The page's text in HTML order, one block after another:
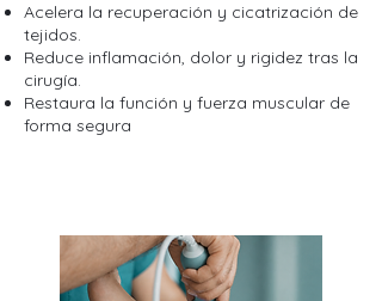
Acelera la recuperación y cicatrización de
tejidos.
Reduce inflamación, dolor y rigidez tras la
cirugía.
Restaura la función y fuerza muscular de
forma segura